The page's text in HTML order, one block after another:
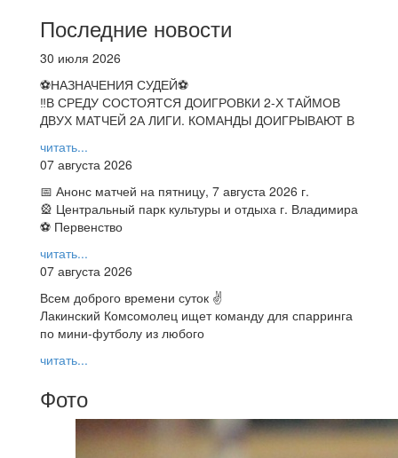
Последние новости
30 июля 2026
⚽НАЗНАЧЕНИЯ СУДЕЙ⚽
‼В СРЕДУ СОСТОЯТСЯ ДОИГРОВКИ 2-Х ТАЙМОВ
ДВУХ МАТЧЕЙ 2А ЛИГИ. КОМАНДЫ ДОИГРЫВАЮТ В
читать...
07 августа 2026
📅 Анонс матчей на пятницу, 7 августа 2026 г.
🎡 Центральный парк культуры и отдыха г. Владимира
⚽ Первенство
читать...
07 августа 2026
Всем доброго времени суток ✌
Лакинский Комсомолец ищет команду для спарринга
по мини-футболу из любого
читать...
Фото